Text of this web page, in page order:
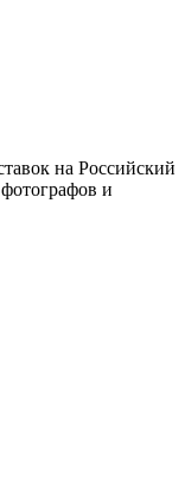
на Российский
и